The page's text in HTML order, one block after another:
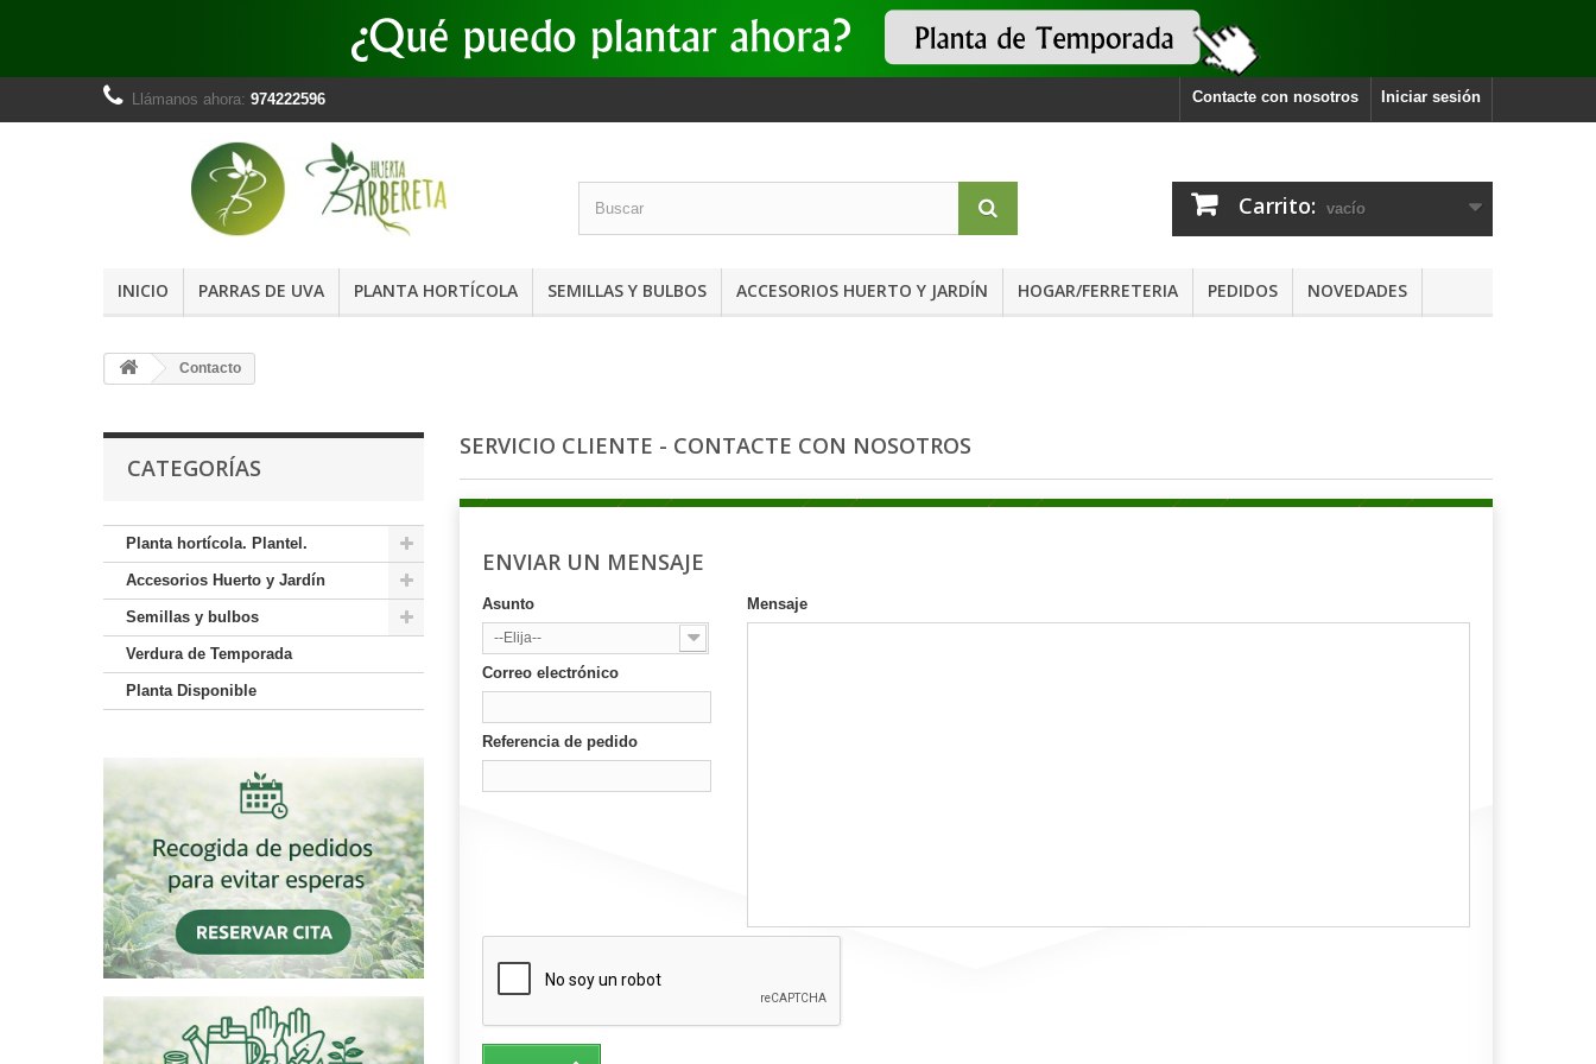
Iniciar sesión
Contacte con nosotros
Llámanos ahora: 974222596
Carrito: vacío
INICIO PARRAS DE UVA PLANTA HORTÍCOLA SEMILLAS Y BULBOS ACCESORIOS HUERTO Y JARDÍN HOGAR/FERRETERIA PEDIDOS NOVEDADES
Contacto
CATEGORÍAS
Planta hortícola. Plantel.
Accesorios Huerto y Jardín
Semillas y bulbos
Verdura de Temporada
Planta Disponible
SERVICIO CLIENTE - CONTACTE CON NOSOTROS
ENVIAR UN MENSAJE
Asunto
--Elija--
Correo electrónico
Referencia de pedido
Mensaje